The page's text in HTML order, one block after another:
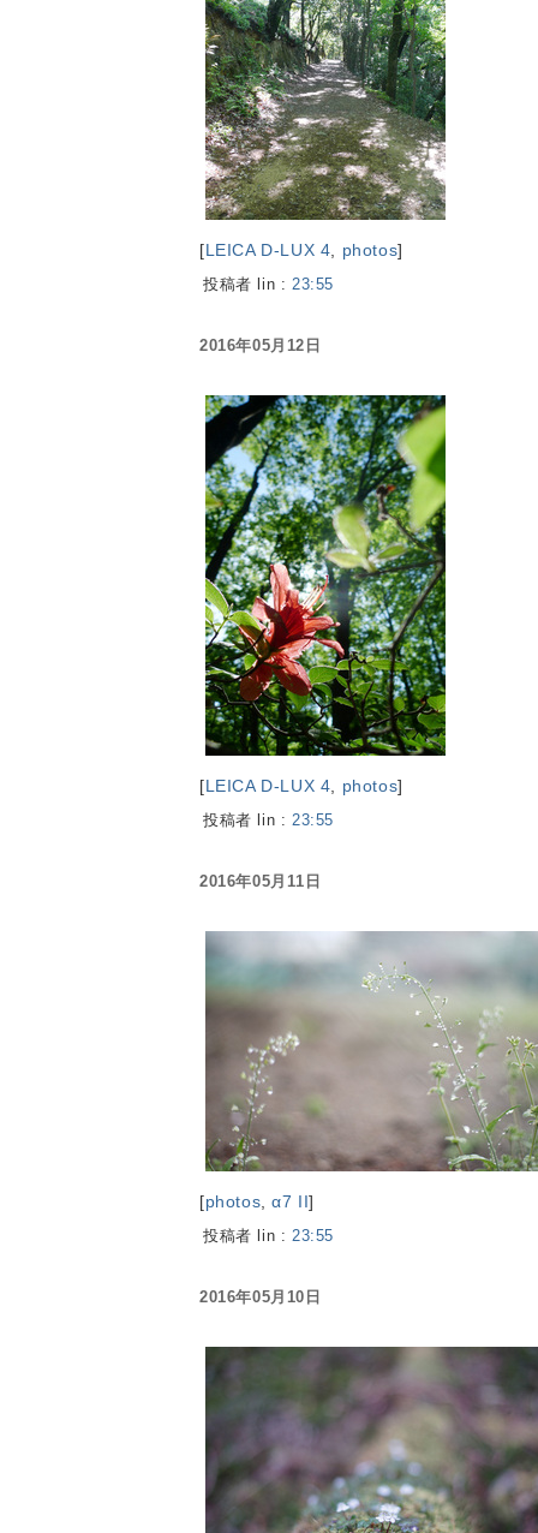
[LEICA D-LUX 4 photos]
投稿者 lin : 23:55
2016年05月12日
[LEICA D-LUX 4 photos]
投稿者 lin : 23:55
2016年05月11日
[photos ,α7 II]
投稿者 lin : 23:55
2016年05月10日